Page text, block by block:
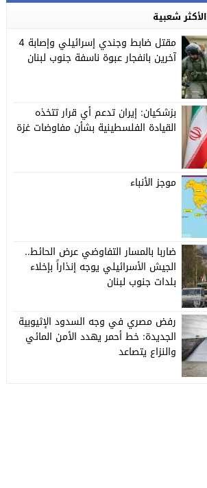
الأكثر شعبية
مقتل ضابط وجندي إسرائيلي وإصابة 4
آخرين بانفجار عبوة ناسفة جنوب لبنان
بزشكيان: إيران تدعم أي قرار تتخذه
القيادة الفلسطينية بشأن مفاوضات غزة
موجز الأنباء
ضاربا بالمسار التفاوضي عرض الحائط..
الجيش الأسرائيلي يوجه إنذاراً بإخلاء
بلدات جنوب لبنان
رفض مصري في وجه السدود الإثيوبية
الجديدة: خط أحمر يهدد الأمن المائي
والنزاع يتصاعد